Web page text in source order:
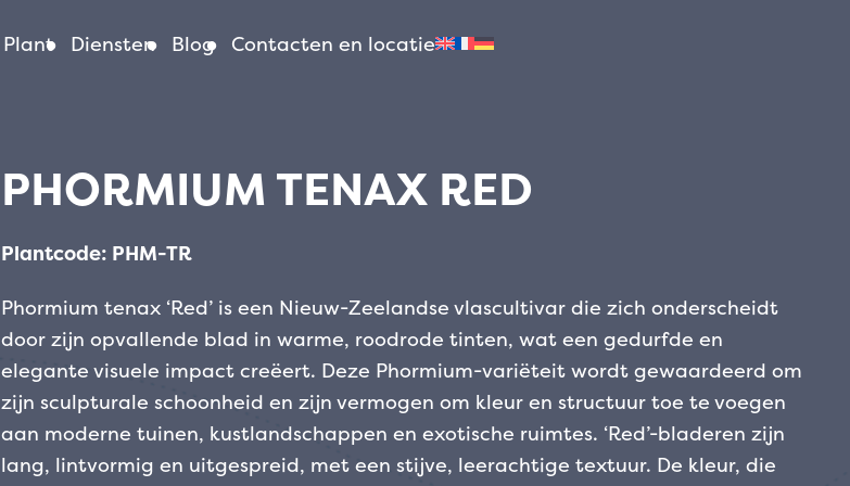
Plant Diensten Blog Contacten en locatie
PHORMIUM TENAX RED
Plantcode: PHM-TR
Phormium tenax ‘Red’ is een Nieuw-Zeelandse vlascultivar die zich onderscheidt
door zijn opvallende blad in warme, roodrode tinten, wat een gedurfde en
elegante visuele impact creëert. Deze Phormium-variëteit wordt gewaardeerd om
zijn sculpturale schoonheid en zijn vermogen om kleur en structuur toe te voegen
aan moderne tuinen, kustlandschappen en exotische ruimtes. ‘Red’-bladeren zijn
lang, lintvormig en uitgespreid, met een stijve, leerachtige textuur. De kleur, die